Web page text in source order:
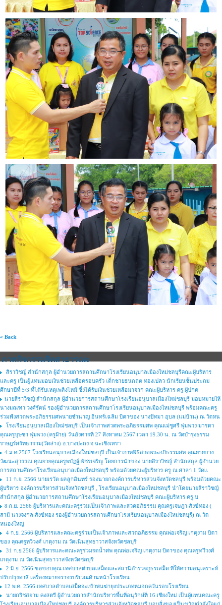
« Back
ภาพกิจกรรมจิตสาธารณะ
สิราวิชญ์ สำนักสกุล ผู้อำนวยการสถานศึกษาโรงเรียนอนุบาลเมืองใหม่ชลบุรีคณะผู้บริหาร
และครู เป็นผู้แทนมอบเงินช่วยเหลือครอบครัว เด็กชายธนกฤต ทองเปลว นักเรียนชั้นประถม
ศึกษาปีที่ 5/3 ที่ได้รับเหตุเพลิงไหม้ ซึ่งได้รับเงินช่วยเหลือมาจาก คณะผู้บริหาร ครู ผู้ปกค
นายสิราวิชญ์ สำนักสกุล ผู้อำนวยการสถานศึกษาโรงเรียนอนุบาลเมืองใหม่ชลบุรี มอบหมายให้
นางมณฑา วงศ์รัตน์ รองผุ้อำนวยการสถานศึกษาโรงเรียนอนุบาลเมืองใหม่ชลบุรี พร้อมคณะครู
ร่วมฟังสวดพระอภิธรรมศพนายชำนาญ อินทร์เฉลิม บิดาของ นางปัทมา อุบล (แม่บ้าน) ณ วัดหน
โรงเรียนอนุบาลเมืองใหม่ชลบุรี เป็นเจ้าภาพสวดพระอภิธรรมศพ คุณแม่ชูศรี พุ่มพวง มารดา
คุณครูบุษชา พุ่มพวง (ครูฝ้าย) วันอังคารที่ 27 สิงหาคม 2567 เวลา 19.30 น. ณ วัดบำรุงธรรม
ราษฎร์ศรัทธาราม(วัดล่าง) อ.บางปะกง จ.ฉะเชิงเทรา
4 ม.ค.2567 โรงเรียนอนุบาลเมืองใหม่ชลบุรี เป็นเจ้าภาพพิธีสวดพระอภิธรรมศพ คุณยายบาง
วัฒนะสุวรรณ คุณยายคุณครูพบัฏฐ์ พัชรเจริญ โดยการนำของ นายสิราวิชญ์ สำนักสกุล ผู้อำนวย
การสถานศึกษาโรงเรียนอนุบาลเมืองใหม่ชลบุรี พร้อมด้วยคณะผู้บริหาร ครู ณ ศาลา 1 วัดเเ
11 ก.ย. 2566 นายเรวัต ผลลูกอินทร์ รองนายกองค์การบริหารส่วนจังหวัดชลบุรี พร้อมด้วยคณะ
ผู้บริหาร องค์การบริหารส่วนจังหวัดชลบุรี , โรงเรียนอนุบาลเมืองใหม่ชลบุรี นำโดยนายสิราวิชญ์
สำนักสกุล ผู้อำนวยการสถานศึกษาโรงเรียนอนุบาลเมืองใหม่ชลบุรี คณะผู้บริหาร ครู บ
8 ก.ย. 2566 ผู้บริหารและคณะครูร่วมเป็นเจ้าภาพและสวดอภิธรรม คุณครูเจษฎา สังข์ทอง (
สามี นางจงกล สังข์ทอง รองผู้อำนวยการสถานศึกษาโรงเรียนอนุบาลเมืองใหม่ชลบุรี) ณ วัด
หนองใหญ่
4 ก.ย. 2566 ผู้บริหารและคณะครูร่วมเป็นเจ้าภาพและสวดอภิธรรม คุณพ่อเจริญ เกตุงาม บิดา
ของ คุณครูทวีวงศ์ เกตุงาม ณ วัดเนินสุทธาวาสจังหวัดชลบุรี
31 ก.ย.2566 ผู้บริหารและคณะครูร่วมรดน้ำศพ คุณพ่อเจริญ เกตุงาม บิดาของ คุณครูทวีวงศ์
เกตุงาม ณ วัดเนินสุทธาวาสจังหวัดชลบุรี
2 มิ.ย. 2566 ขอขอบคุณ เทศบาลตำบลเสม็ดและสถานีตำรวจภูธรเสม็ด ที่ให้ความอนุเคราะห์
ปรับปรุงทาสี เครื่องหมายจราจรบริเวณด้านหน้าโรงเรียน
12 พ.ค. 2566 เทศบาลตำบลเสม็ดจะเข้าพ่นฆ่ายุงประเภทหมอกควันรอบโรงเรียน
นายกริชสยาม คงสตรี ผู้อำนวยการสำนักบริหารพื้นที่อนุรักษ์ที่ 16 เชียงใหม่ เป็นผู้แทนคณะครู